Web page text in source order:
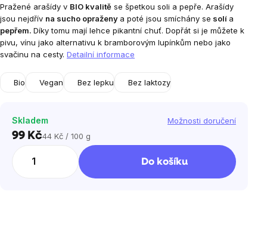
Pražené arašídy v BIO kvalitě se špetkou soli a pepře. Arašídy
jsou nejdřív na sucho opraženy a poté jsou smíchány se solí a
pepřem. Díky tomu mají lehce pikantní chuť. Dopřát si je můžete k
pivu, vínu jako alternativu k bramborovým lupínkům nebo jako
svačinu na cesty. Detailní informace
Bio Vegan Bez lepku Bez laktozy
Skladem Možnosti doručení
99 KčMěrná
44 Kč / 100 g
Do košíku